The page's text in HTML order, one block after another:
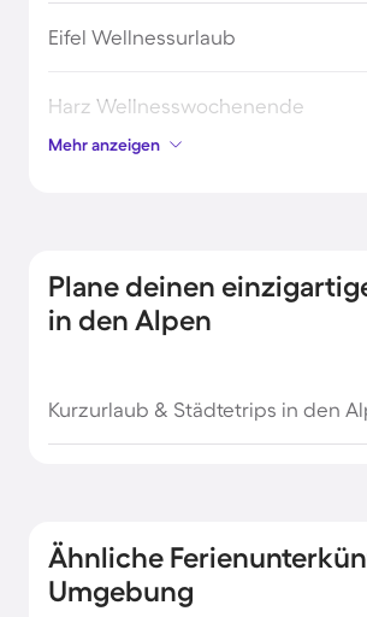
Eifel Wellnessurlaub
Harz Wellnesswochenende
Ostsee Wellnessurlaub
Sauerland Wellnessurlaub
Wellnessurlaub im Schwarzwald
Mehr anzeigen
Plane deinen
in den Alpen
Kurzurlaub & Städtetrips in den
Ähnliche
Umgebung